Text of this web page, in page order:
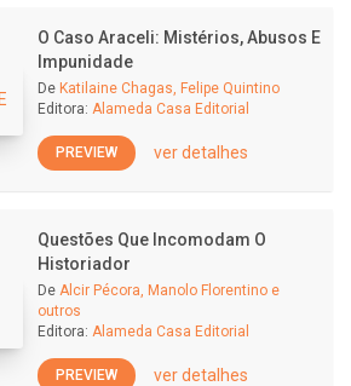
O Caso Araceli: Mistérios, Abusos E
Impunidade
De Katilaine Chagas, Felipe Quintino
Editora: Alameda Casa Editorial
PREVIEW ver detalhes
Questões Que Incomodam O
Historiador
De Alcir Pécora, Manolo Florentino e
outros
Editora: Alameda Casa Editorial
PREVIEW ver detalhes